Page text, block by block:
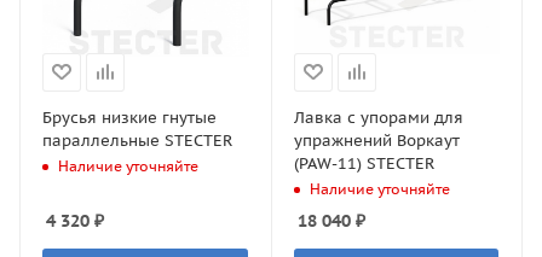
Брусья низкие гнутые
параллельные STECTER
Наличие уточняйте
4 320 ₽
Лавка с упорами для
упражнений Воркаут
(PAW-11) STECTER
Наличие уточняйте
18 040₽